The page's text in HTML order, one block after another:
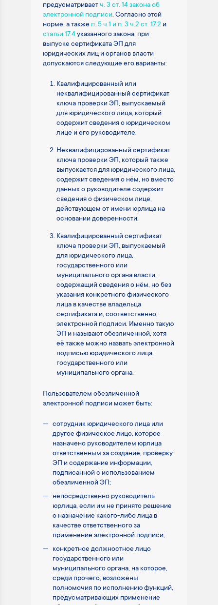
предусматриваетч. 3 ст. 14 закона об
электронной подписи. Согласно этой
норме, а также п. 5 ч.1 и п. 3 ч.2 ст. 17.2 и
статьи 17.4указанного закона, при
выпуске сертификата ЭП для
юридических лиц и органов власти
допускаются следующие его варианты:
Квалифицированный или
неквалифицированный сертификат
ключа проверки ЭП, выпускаемый
для юридического лица, который
содержит сведения о юридическом
лице и его руководителе.
Неквалифицированный сертификат
ключа проверки ЭП, который также
выпускается для юридического лица,
содержит сведения о нём, но вместо
данных о руководителе содержит
сведения о физическом лице,
действующем от имени юрлица на
основании доверенности.
Квалифицированный сертификат
ключа проверки ЭП, выпускаемый
для юридического лица,
государственного или
муниципального органа власти,
содержащий сведения о нём, но без
указания конкретного физического
лица в качестве владельца
сертификата и, соответственно,
электронной подписи. Именно такую
ЭП и называют обезличенной, хотя
её также можно назвать электронной
подписью юридического лица,
государственного или
муниципального органа.
Пользователем обезличенной
электронной подписи может быть:
сотрудник юридического лица или
другое физическое лицо, которое
назначено руководителем юрлица
ответственным за создание, проверку
ЭП и содержание информации,
подписанной с использованием
обезличенной ЭП;
непосредственно руководитель
юрлица, если им не принято решение
о назначение какого-либо лица в
качестве ответственного за
применение электронной подписи;
конкретное должностное лицо
государственного или
муниципального органа, на которое,
среди прочего, возложены
полномочия по исполнению функций,
предусматривающих применение